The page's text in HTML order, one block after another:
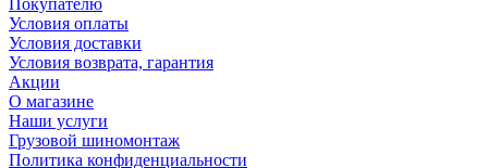
Покупателю
Условия оплаты
Условия доставки
Условия возврата, гарантия
Акции
О магазине
Наши услуги
Грузовой шиномонтаж
Политика конфиденциальности